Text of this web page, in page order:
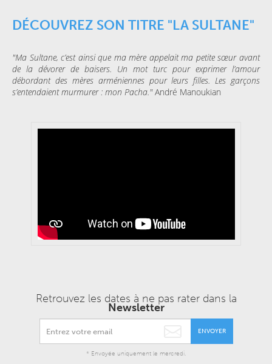
DÉCOUVREZ SON TITRE "LA SULTANE"
"Ma Sultane, c’est ainsi que ma mère appelait ma petite sœur avant
de la dévorer de baisers. Un mot turc pour exprimer l’amour
débordant des mères arméniennes pour leurs filles. Les garçons
s’entendaient murmurer : mon Pacha."André Manoukian
Retrouvez les dates à ne pas rater dans la
Newsletter
ENVOYER
* Envoyée uniquement le mercredi.